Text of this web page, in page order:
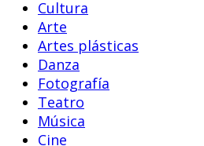
Cultura
Arte
Artes plásticas
Danza
Fotografía
Teatro
Música
Cine